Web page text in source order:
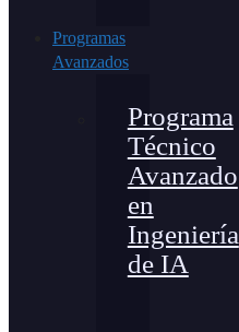
Programas
Avanzados
Programa
Técnico
Avanzado
en
Ingeniería
de IA